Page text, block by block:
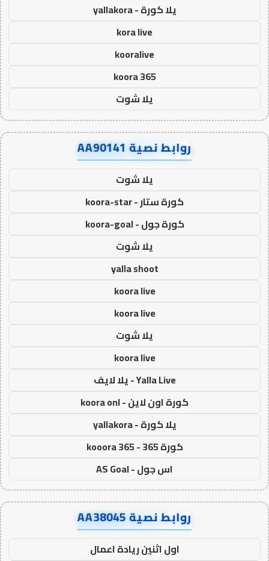
يلا كورة - yallakora
kora live
kooralive
koora 365
يلا شوت
روابط نصية AA90141
يلا شوت
كورة ستار - koora-star
كورة جول - koora-goal
يلا شوت
yalla shoot
koora live
koora live
يلا شوت
koora live
Yalla Live - يلا لايف
كورة اون لاين - koora onl
يلا كورة - yallakora
كورة 365 - kooora 365
اس جول - AS Goal
روابط نصية AA38045
اول اثنين ريادة اعمال